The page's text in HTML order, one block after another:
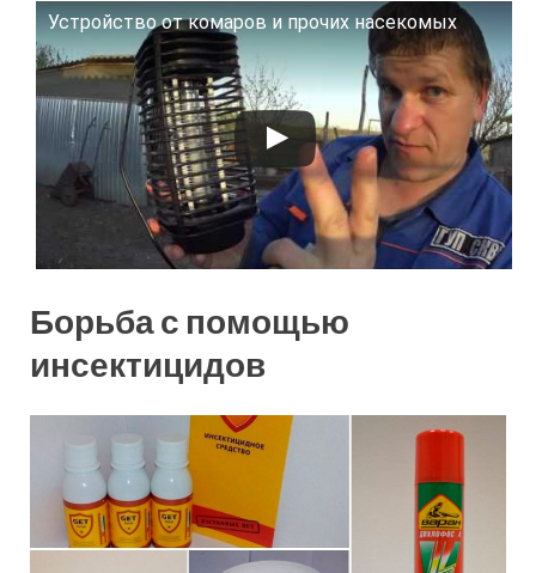
Устройство от комаров и прочих насекомых
Смотрите это видео на YouTube
Борьба с помощью
инсектицидов